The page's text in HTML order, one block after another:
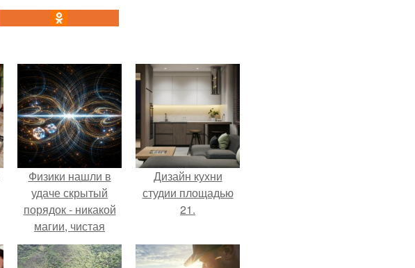
Физики нашли в
удаче скрытый
порядок - никакой
магии, чистая
квантовая
механика.
Дизайн кухни
студии площадью
21.